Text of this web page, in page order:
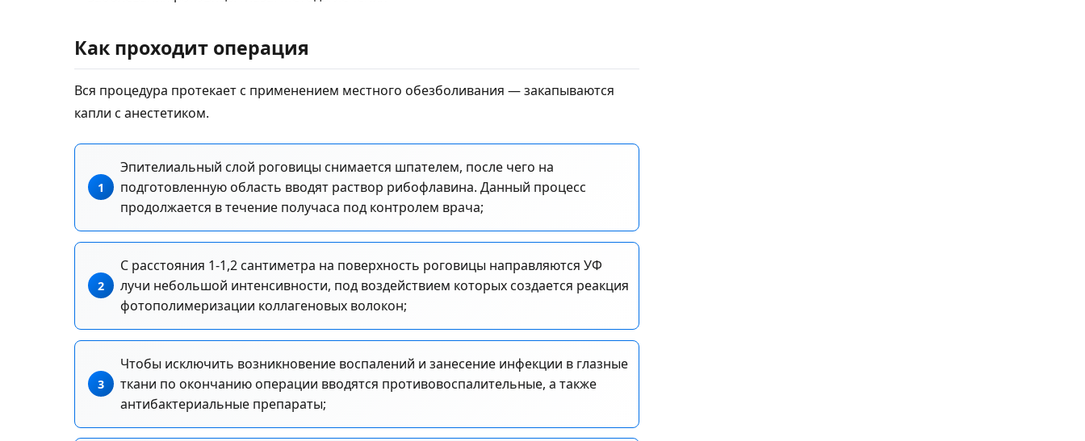
Как проходит операция
Вся процедура протекает с применением местного обезболивания — закапываются
капли с анестетиком.
Эпителиальный слой роговицы снимается шпателем, после чего на
подготовленную область вводят раствор рибофлавина. Данный процесс
продолжается в течение получаса под контролем врача;
С расстояния 1-1,2 сантиметра на поверхность роговицы направляются УФ
лучи небольшой интенсивности, под воздействием которых создается реакция
фотополимеризации коллагеновых волокон;
Чтобы исключить возникновение воспалений и занесение инфекции в глазные
ткани по окончанию операции вводятся противовоспалительные, а также
антибактериальные препараты;